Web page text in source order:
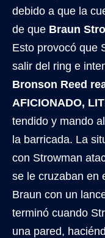
debido a que la
de que Braun
Esto provocó que
salir del ring e
Bronson Reed
AFICIONADO,
tendido y mando
la barricada. La
con Strowman
se le cruzaban en
Braun con un
terminó cuando
una pared,